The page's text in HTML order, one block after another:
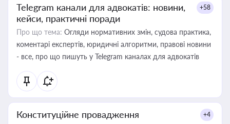
Telegram канали для адвокатів: новини,
кейси, практичні поради
+58
Про що тема: Огляди нормативних змін, судова практика,
коментарі експертів, юридичні алгоритми, правові новини
- все, про що пишуть у Telegram каналах для адвокатів
Конституційне провадження +4